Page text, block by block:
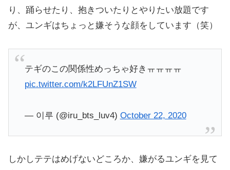
り、踊らせたり、抱きついたりとやりたい放題です
が、ユンギはちょっと嫌そうな顔をしています（笑）
テギのこの関係性めっちゃ好きㅠㅠㅠㅠ
pic.twitter.com/k2LFUnZ1SW
— 이루 (@iru_bts_luv4) October 22, 2020
しかしテテはめげないどころか、嫌がるユンギを見て